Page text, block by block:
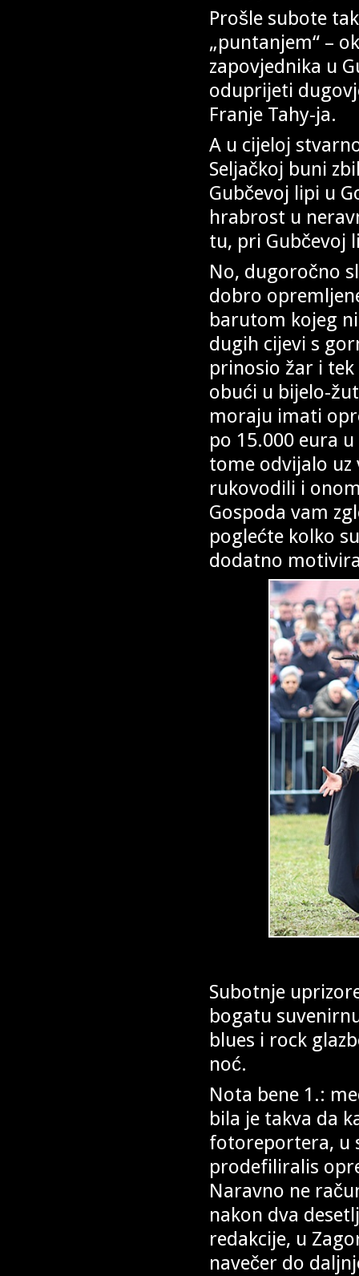
Prošle subote
„puntanjem“ –
zapovjednika u
oduprijeti
Franje Tahy-ja.
A u cijeloj
Seljačkoj buni
Gubčevoj lipi u
hrabrost u
tu, pri Gubčevoj
No, dugoročno
dobro
barutom kojeg
dugih cijevi s
prinosio žar i tek
obući u bijelo-
moraju imati
po 15.000 eura
tome odvijalo uz
rukovodili i
Gospoda vam
poglećte kolko
dodatno
Subotnje
bogatu
blues i rock
noć.
Nota bene 1.:
bila je takva da
fotoreportera, u
prodefiliralis
Naravno ne
nakon dva
redakcije, u
navečer do